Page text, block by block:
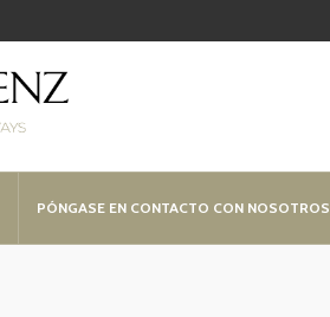
PÓNGASE EN CONTACTO CON NOSOTROS